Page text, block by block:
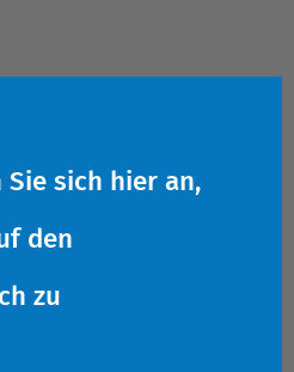
sich hier an,
den
zu